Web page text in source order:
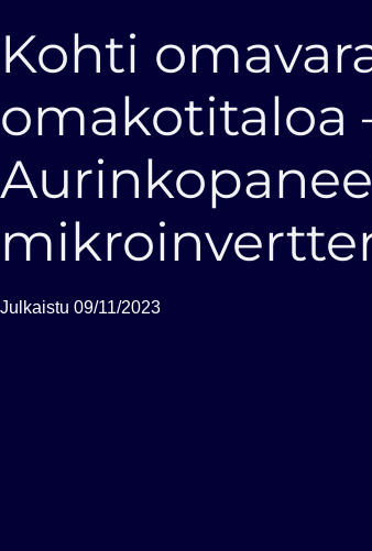
Kohti
omakotitaloa
Julkaistu 09/11/2023